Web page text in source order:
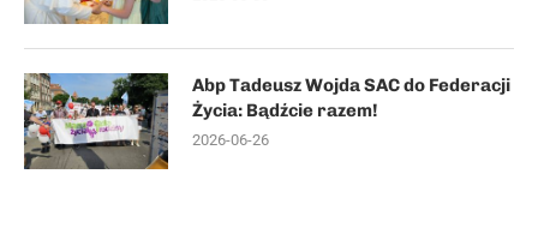
Abp Tadeusz Wojda SAC do Federacji
Życia: Bądźcie razem!
2026-06-26